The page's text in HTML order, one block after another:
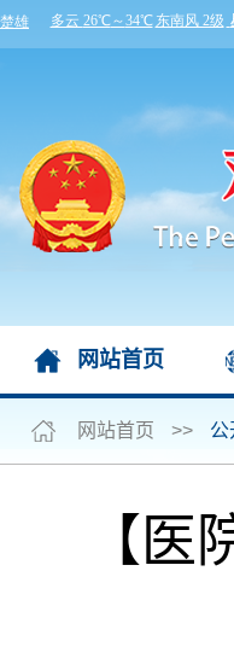
网站首页
网站首页 >> 公
【